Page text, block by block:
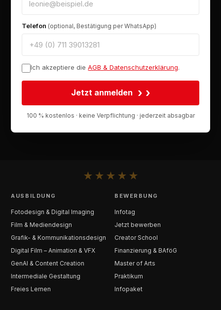
Telefon (optional, Bestätigung per WhatsApp)
Ich akzeptiere die AGB & Datenschutzerklärung.
Jetzt anmelden ›
100 % kostenlos · keine Verpflichtung · jederzeit absagbar
★ ★ ★ ★ ★
AUSBILDUNG
Fotodesign & Digital Imaging
Film & Mediendesign
Grafik- & Kommunikationsdesign
Digital Film – Animation & VFX
GenAI & Content Creation
Intermediale Gestaltung
Freies Lernen
BEWERBUNG
Infotag
Jetzt bewerben
Creator School
Finanzierung & BAföG
Master of Arts
Praktikum
Infopaket